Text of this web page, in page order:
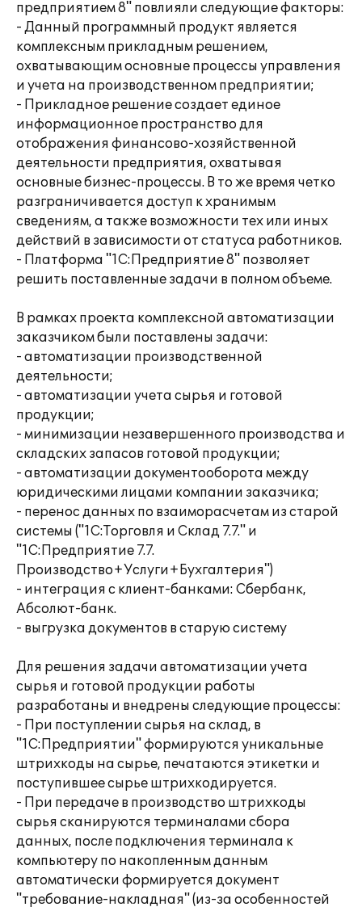
предприятием 8" повлияли следующие факторы:
- Данный программный продукт является
комплексным прикладным решением,
охватывающим основные процессы управления
и учета на производственном предприятии;
- Прикладное решение создает единое
информационное пространство для
отображения финансово-хозяйственной
деятельности предприятия, охватывая
основные бизнес-процессы. В то же время четко
разграничивается доступ к хранимым
сведениям, а также возможности тех или иных
действий в зависимости от статуса работников.
- Платформа "1С:Предприятие 8" позволяет
решить поставленные задачи в полном объеме.
В рамках проекта комплексной автоматизации
заказчиком были поставлены задачи:
- автоматизации производственной
деятельности;
- автоматизации учета сырья и готовой
продукции;
- минимизации незавершенного производства и
складских запасов готовой продукции;
- автоматизации документооборота между
юридическими лицами компании заказчика;
- перенос данных по взаиморасчетам из старой
системы ("1С:Торговля и Склад 7.7." и
"1С:Предприятие 7.7.
Производство+Услуги+Бухгалтерия")
- интеграция с клиент-банками: Сбербанк,
Абсолют-банк.
- выгрузка документов в старую систему
Для решения задачи автоматизации учета
сырья и готовой продукции работы
разработаны и внедрены следующие процессы:
- При поступлении сырья на склад, в
"1С:Предприятии" формируются уникальные
штрихкоды на сырье, печатаются этикетки и
поступившее сырье штрихкодируется.
- При передаче в производство штрихкоды
сырья сканируются терминалами сбора
данных, после подключения терминала к
компьютеру по накопленным данным
автоматически формируется документ
"требование-накладная" (из-за особенностей